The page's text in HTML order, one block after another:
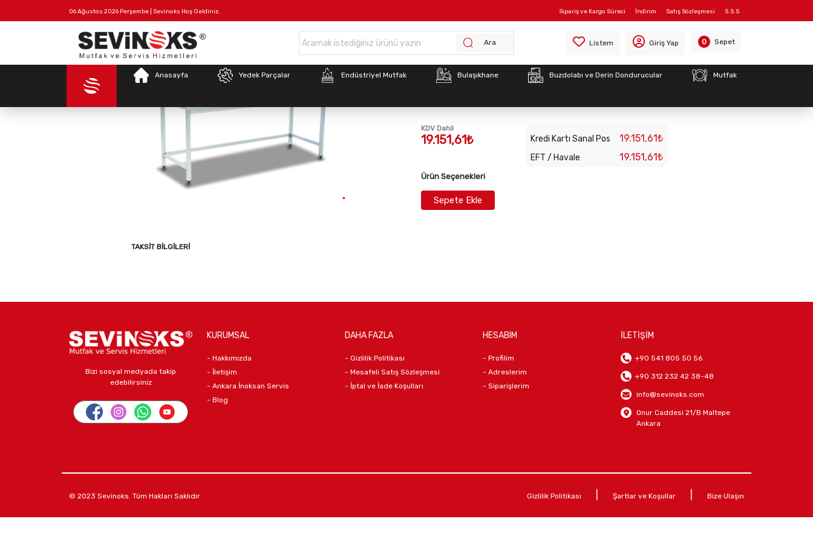
06 Ağustos 2026 Perşembe | Sevinoks Hoş Geldiniz. S.S.S
Satış Sözleşmesi
İndirim
Sipariş ve Kargo Süreci
Ara Listem Giriş Yap 0 Sepet
Tüm
Hakkımızdaİletişim
Anasayfa
Yedek Parçalar Endüstriyel Mutfak Bulaşıkhane Buzdolabı ve Derin Dondurucular Mutfak
Stok Kodu:INO-TCN096D
İnoksan TCN096D Çalışma Tezgahı
KDV Dahil
19.151,61₺ Kredi Kartı Sanal Pos 19.151,61₺
EFT / Havale 19.151,61₺
Ürün Seçenekleri
Sepete Ekle
TAKSIT BILGILERI
Bizi sosyal medyada takip
edebilirsiniz
KURUMSAL
- Hakkımızda
- İletişim
- Ankara İnoksan Servis
- Blog
DAHA FAZLA
- Gizlilik Politikası
- Mesafeli Satış Sözleşmesi
- İptal ve İade Koşulları
HESABIM
- Profilim
- Adreslerim
- Siparişlerim
İLETİŞİM
+90 541 805 50 56
+90 312 232 42 38-48
info@sevinoks.com
Onur Caddesi 21/B Maltepe
Ankara
© 2023 Sevinoks. Tüm Hakları Saklıdır Gizlilik Politikası Şartlar ve Koşullar Bize Ulaşın